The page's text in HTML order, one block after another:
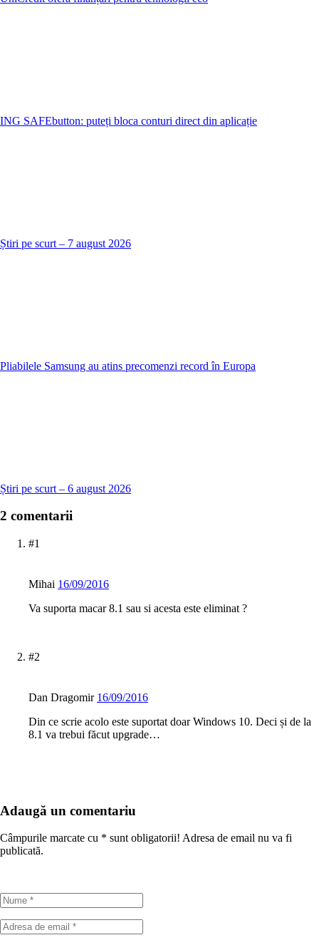
ING SAFEbutton: puteți bloca conturi direct din aplicație
Știri pe scurt – 7 august 2026
Pliabilele Samsung au atins precomenzi record în Europa
Știri pe scurt – 6 august 2026
2 comentarii
#1
Mihai 16/09/2016
Va suporta macar 8.1 sau si acesta este eliminat ?
#2
Dan Dragomir 16/09/2016
Din ce scrie acolo este suportat doar Windows 10. Deci și de la
8.1 va trebui făcut upgrade…
Adaugă un comentariu
Câmpurile marcate cu * sunt obligatorii! Adresa de email nu va fi
publicată.